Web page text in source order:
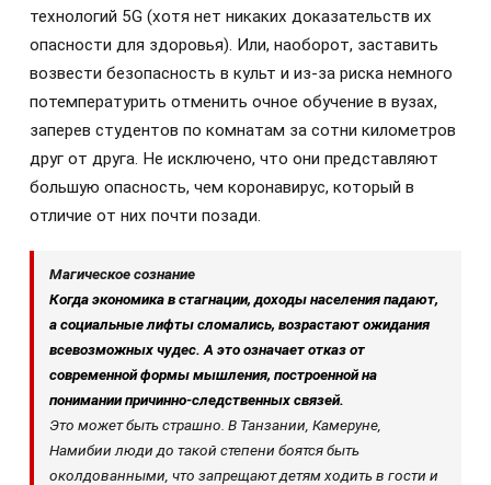
технологий 5G (хотя нет никаких доказательств их
опасности для здоровья). Или, наоборот, заставить
возвести безопасность в культ и из-за риска немного
потемпературить отменить очное обучение в вузах,
заперев студентов по комнатам за сотни километров
друг от друга. Не исключено, что они представляют
большую опасность, чем коронавирус, который в
отличие от них почти позади.
Магическое сознание
Когда экономика в стагнации, доходы населения падают,
а социальные лифты сломались, возрастают ожидания
всевозможных чудес. А это означает отказ от
современной формы мышления, построенной на
понимании причинно-следственных связей.
Это может быть страшно. В Танзании, Камеруне,
Намибии люди до такой степени боятся быть
околдованными, что запрещают детям ходить в гости и